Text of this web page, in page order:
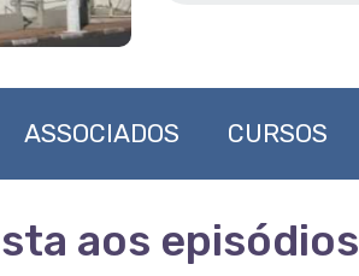
ASSOCIADOS CURSOS
aos episódios